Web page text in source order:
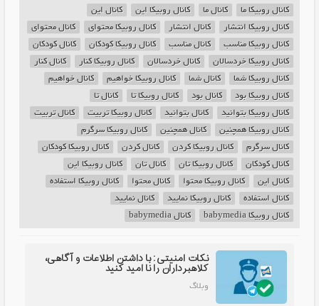
کانال روبیکا ما کانال ما کانال روبیکا این
کانال این
کانال روبیکا انتشار
کانال انتشار کانال روبیکا محتوای
کانال محتوای
کانال روبیکا مناسب
کانال مناسب کانال روبیکا کودکان
کانال کودکان
کانال روبیکا خردسالان
کانال خردسالان کانال روبیکا کنار
کانال کنار
کانال روبیکا شما
کانال شما کانال روبیکا خواهیم
کانال خواهیم
کانال روبیکا بود
کانال بود کانال روبیکا تا
کانال تا
کانال روبیکا بتوانید
کانال بتوانید کانال روبیکا تربیت
کانال تربیت
کانال روبیکا همچنین
کانال همچنین
کانال روبیکا سرگرم
کانال سرگرم
کانال روبیکا کردن کانال کردن
کانال روبیکا کودکان
کانال کودکان
کانال روبیکا تان کانال تان
کانال روبیکا این
کانال این
کانال روبیکا محتوا کانال محتوا
کانال روبیکا استفاده
کانال استفاده
کانال روبیکا نمایید
کانال نمایید
کانال روبیکا babymedia
کانال babymedia
نکات امنیتی: با داشتن اطلاعات و آگاهی،
کلاهبرداران را نا امید کنید
وبلاگ